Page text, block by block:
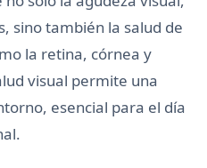
sino también la salud de
la retina, córnea y
visual permite una
esencial para el día